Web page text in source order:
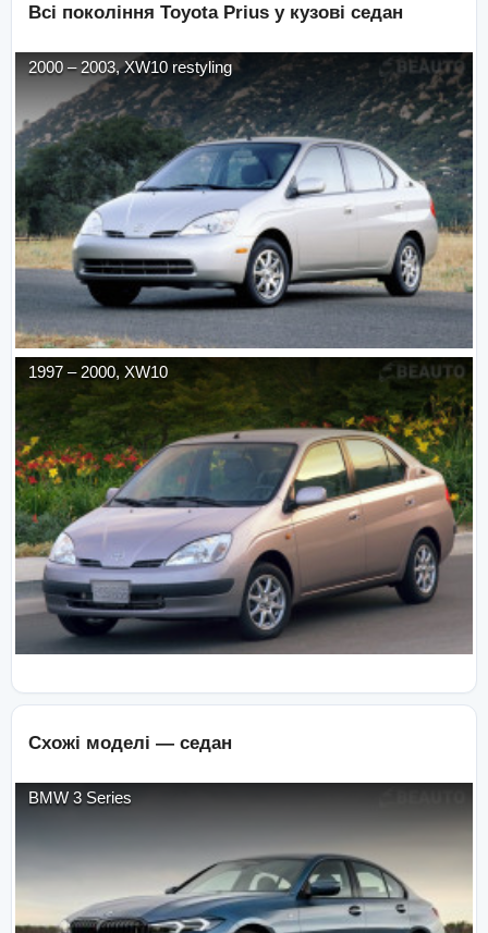
Всі покоління Toyota Prius у кузові седан
2000 – 2003,XW10 restyling
1997 – 2000, XW10
Схожі моделі — седан
BMW 3 Series